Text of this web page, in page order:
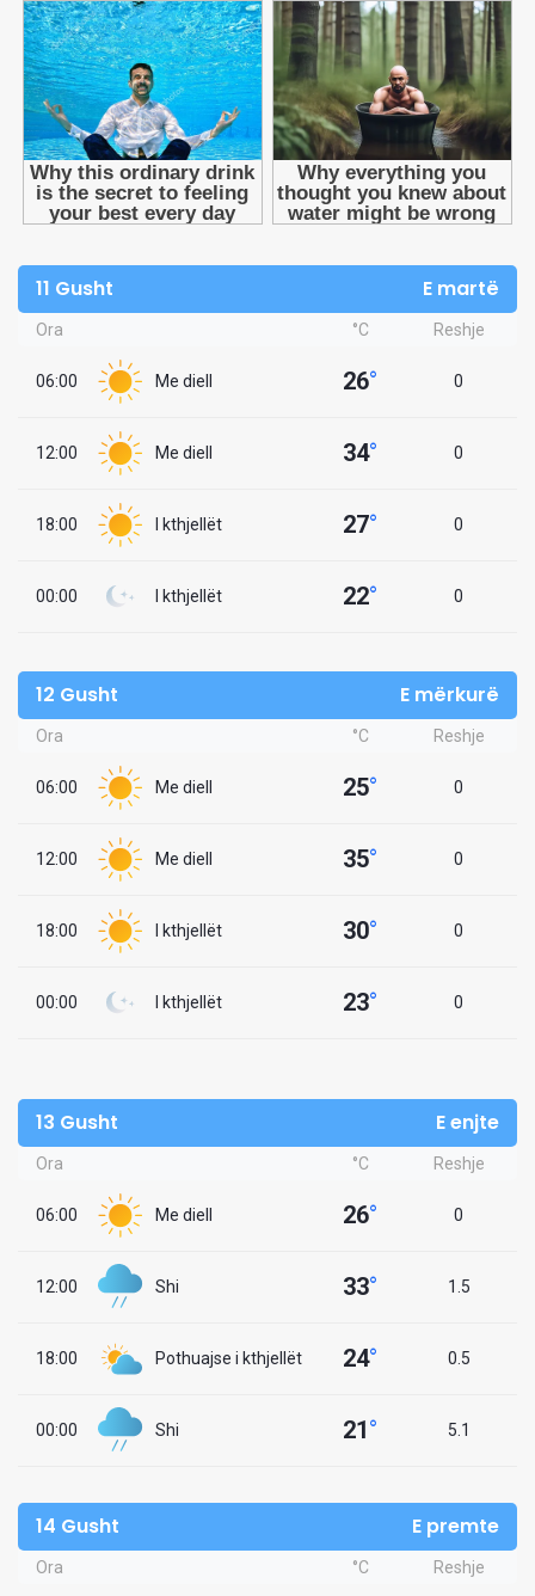
11 Gusht E martë
Ora °C Reshje
06:00 Me diell 26° 0
12:00 Me diell 34° 0
18:00 I kthjellët 27° 0
00:00 I kthjellët 22° 0
12 Gusht E mërkurë
Ora °C Reshje
06:00 Me diell 25° 0
12:00 Me diell 35° 0
18:00 I kthjellët 30° 0
00:00 I kthjellët 23° 0
13 Gusht E enjte
Ora °C Reshje
06:00 Me diell 26° 0
12:00 Shi 33° 1.5
18:00 Pothuajse i kthjellët 24° 0.5
00:00 Shi 21° 5.1
14 Gusht E premte
Ora °C Reshje